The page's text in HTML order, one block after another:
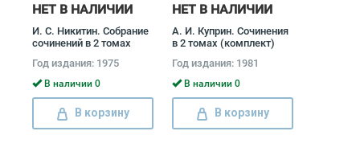
НЕТ В НАЛИЧИИ
И. С. Никитин. Собрание
сочинений в 2 томах
Никитин
Год издания: 1975
В наличии 0
В корзину
НЕТ В НАЛИЧИИ
А. И. Куприн. Сочинения
в 2 томах (комплект)
Год издания: 1981
В наличии 0
В корзину